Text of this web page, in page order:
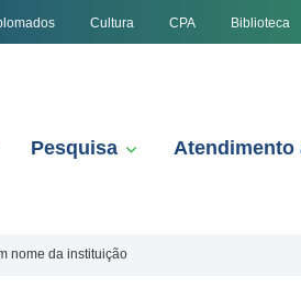
Cultura CPA Biblioteca
Pesquisa Atendimento
nome da instituição